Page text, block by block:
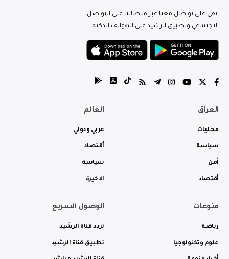
ابقى على تواصل معنا عبر منصاتنا على التواصل
الاجتماعي وتطبيق الرشيد على الهواتف الذكية.
العراق
محليات
سياسة
أمن
أقتصاد
العالم
عربي ودولي
أقتصاد
سياسة
الاخيرة
منوعات
رياضة
علوم وتكنولوجيا
الوصول السريع
تردد قناة الرشيد
تطبيق قناة الرشيد